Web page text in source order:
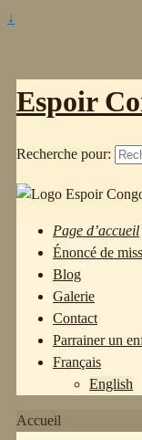
↓
Espoir
Recherche pour:
Page d’accueil
Énoncé de
Blog
Galerie
Contact
Parrainer un
Français
English
Accueil